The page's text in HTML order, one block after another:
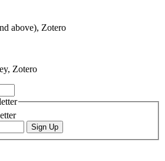
above), Zotero
Zotero